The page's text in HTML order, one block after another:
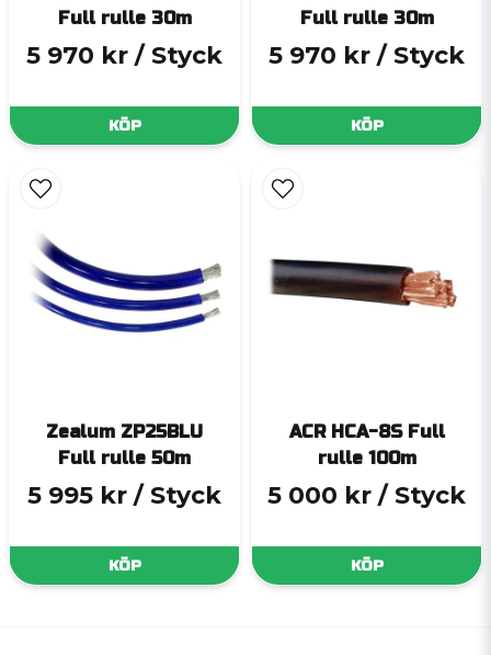
Full rulle 30m
5 970 kr / Styck
KÖP
Full rulle 30m
5 970 kr / Styck
KÖP
Zealum ZP25BLU
Full rulle 50m
5 995 kr / Styck
KÖP
ACR HCA-8S Full
rulle 100m
5 000 kr / Styck
KÖP